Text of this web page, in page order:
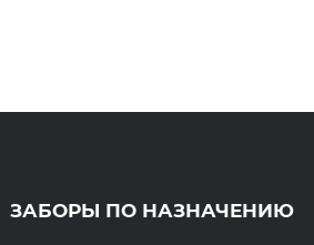
ЗАБОРЫ ПО НАЗНАЧЕНИЮ